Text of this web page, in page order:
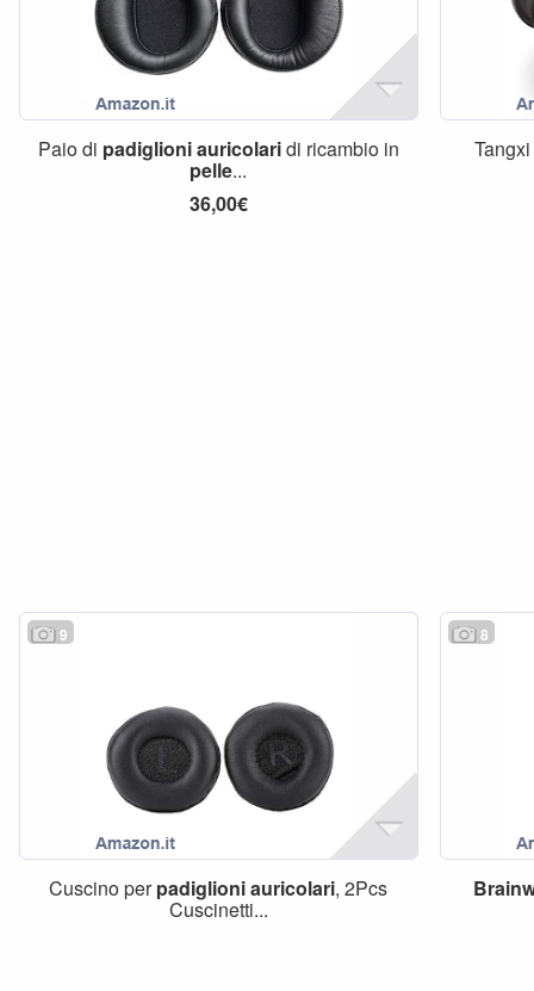
Paio di padiglioniauricolaridi ricambio in
pelle...
36,00€
9
Cuscino perpadiglioniauricolari, 2Pcs
Cuscinetti...
8